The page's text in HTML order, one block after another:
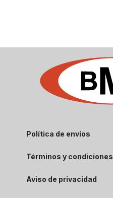
Política de envíos
Términos y condiciones
Aviso de privacidad